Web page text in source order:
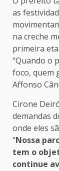
as
na creche
primeira
“Quando o
foco, quem
Affonso
Cirone
demandas
onde eles
“Nossa
tem o
continue